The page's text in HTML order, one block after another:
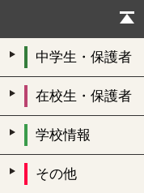
中学生・保護者
在校生・保護者
学校情報
その他